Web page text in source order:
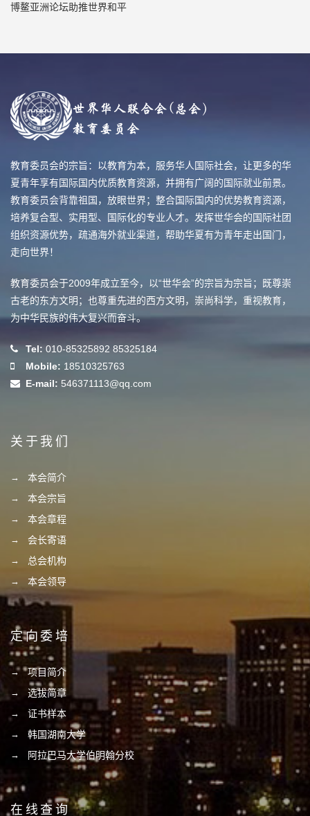
博鳌亚洲论坛助推世界和平
教育委员会的宗旨：以教育为本，服务华人国际社会，让更多的华
夏青年享有国际国内优质教育资源，并拥有广阔的国际就业前景。
教育委员会背靠祖国，放眼世界；整合国际国内的优势教育资源，
培养复合型、实用型、国际化的专业人才。发挥世华会的国际社团
组织资源优势，疏通海外就业渠道，帮助华夏有为青年走出国门，
走向世界！
教育委员会于2009年成立至今，以“世华会”的宗旨为宗旨；既尊崇
古老的东方文明；也尊重先进的西方文明，崇尚科学，重视教育，
为中华民族的伟大复兴而奋斗。
Tel: 010-85325892 85325184
Mobile: 18510325763
E-mail: 546371113@qq.com
关于我们
本会简介
本会宗旨
本会章程
会长寄语
总会机构
本会领导
定向委培
项目简介
选拔简章
证书样本
韩国湖南大学
阿拉巴马大学伯明翰分校
在线查询